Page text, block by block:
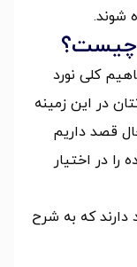
شوند.
چیست؟
کلی نورد
در این زمینه
قصد داریم
را در اختیار
که به شرح